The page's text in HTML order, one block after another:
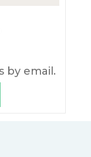
by email.